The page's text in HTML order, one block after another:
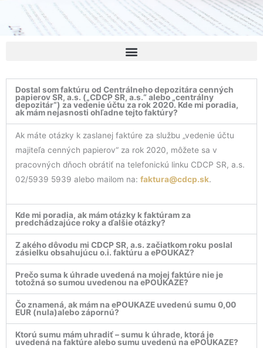
Dostal som faktúru od Centrálneho depozitára cenných
papierov SR, a.s. („CDCP SR, a.s.“ alebo „centrálny
depozitár“) za vedenie účtu za rok 2020. Kde mi poradia,
ak mám nejasnosti ohľadne tejto faktúry?
Ak máte otázky k zaslanej faktúre za službu „vedenie účtu
majiteľa cenných papierov“ za rok 2020, môžete sa v
pracovných dňoch obrátiť na telefonickú linku CDCP SR, a.s.
02/5939 5939 alebo mailom na: faktura@cdcp.sk.
Kde mi poradia, ak mám otázky k faktúram za
predchádzajúce roky a ďalšie otázky?
Z akého dôvodu mi CDCP SR, a.s. začiatkom roku poslal
zásielku obsahujúcu o.i. faktúru a ePOUKAZ?
Prečo suma k úhrade uvedená na mojej faktúre nie je
totožná so sumou uvedenou na ePOUKAZE?
Čo znamená, ak mám na ePOUKAZE uvedenú sumu 0,00
EUR (nula)alebo zápornú?
Ktorú sumu mám uhradiť – sumu k úhrade, ktorá je
uvedená na faktúre alebo sumu uvedenú na ePOUKAZE?